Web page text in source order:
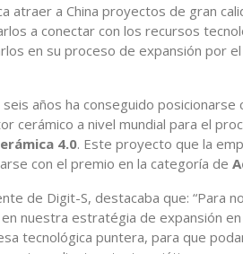
atraer a China proyectos de gran
a conectar con los recursos
en su proceso de expansión por
seis años ha conseguido
cerámico a nivel mundial para el
4.0. Este proyecto que la
con el premio en la categoría de
de Digit-S, destacaba que: “Para
nuestra estratégia de expansión
tecnológica puntera, para que